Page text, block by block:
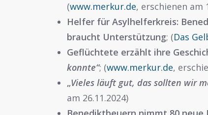
(www.merkur.de, erschienen am
Helfer für Asylhelferkreis:
braucht Unterstützung; (Das
Geflüchtete erzählt ihre
konnte“; (www.merkur.de,
„Vieles läuft gut, das sollten wir
am 26.11.2024)